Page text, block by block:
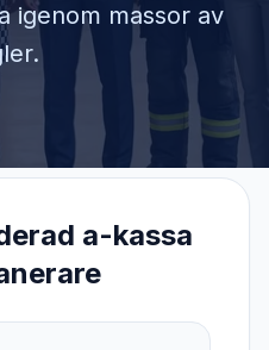
igenom massor av
a-kassa